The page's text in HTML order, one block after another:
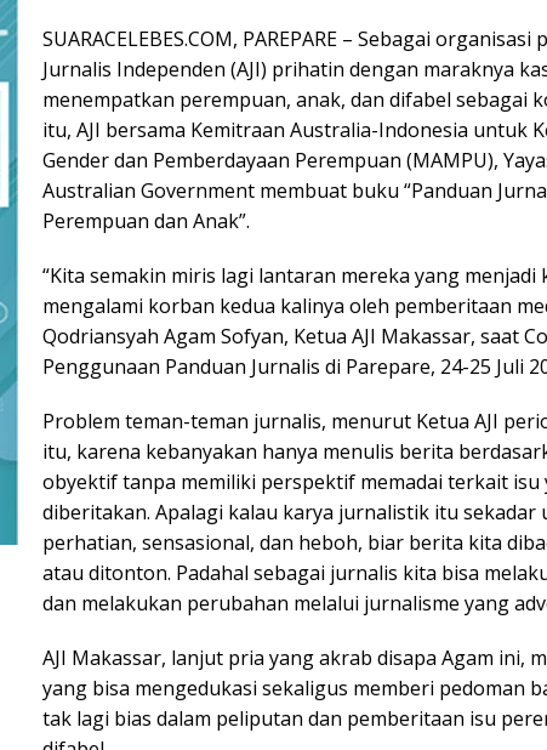
SUARACELEBES.COM, PAREPARE – Sebagai
Jurnalis Independen (AJI) prihatin dengan maraknya
menempatkan perempuan, anak, dan difabel sebagai
itu, AJI bersama Kemitraan Australia-Indonesia untuk
Gender dan Pemberdayaan Perempuan (MAMPU),
Australian Government membuat buku “Panduan
Perempuan dan Anak”.
“Kita semakin miris lagi lantaran mereka yang
mengalami korban kedua kalinya oleh pemberitaan
Qodriansyah Agam Sofyan, Ketua AJI Makassar, saat
Penggunaan Panduan Jurnalis di Parepare, 24-25 Juli
Problem teman-teman jurnalis, menurut Ketua AJI
itu, karena kebanyakan hanya menulis berita
obyektif tanpa memiliki perspektif memadai terkait isu
diberitakan. Apalagi kalau karya jurnalistik itu sekadar
perhatian, sensasional, dan heboh, biar berita kita
atau ditonton. Padahal sebagai jurnalis kita bisa
dan melakukan perubahan melalui jurnalisme yang
AJI Makassar, lanjut pria yang akrab disapa Agam ini,
yang bisa mengedukasi sekaligus memberi pedoman
tak lagi bias dalam peliputan dan pemberitaan isu